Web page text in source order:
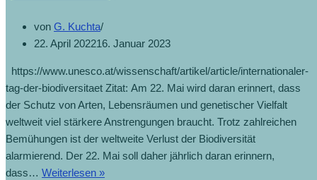
von G. Kuchta
22. April 202216. Januar 2023
https://www.unesco.at/wissenschaft/artikel/article/internationaler-
tag-der-biodiversitaet Zitat: Am 22. Mai wird daran erinnert, dass
der Schutz von Arten, Lebensräumen und genetischer Vielfalt
weltweit viel stärkere Anstrengungen braucht. Trotz zahlreichen
Bemühungen ist der weltweite Verlust der Biodiversität
alarmierend. Der 22. Mai soll daher jährlich daran erinnern,
dass… Weiterlesen »